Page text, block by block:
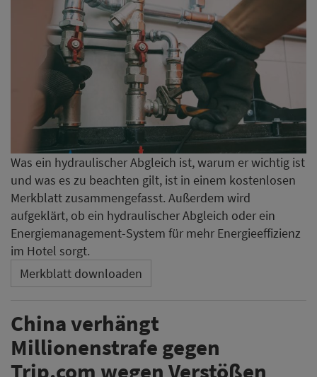
Was ein hydraulischer Abgleich ist, warum er wichtig ist
und was es zu beachten gilt, ist in einem kostenlosen
Merkblatt zusammengefasst. Außerdem wird
aufgeklärt, ob ein hydraulischer Abgleich oder ein
Energiemanagement-System für mehr Energieeffizienz
im Hotel sorgt.
Merkblatt downloaden
China verhängt
Millionenstrafe gegen
Trip.com wegen Verstößen